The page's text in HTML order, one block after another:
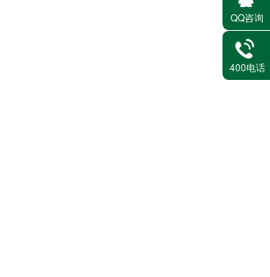
QQ咨询
400电话